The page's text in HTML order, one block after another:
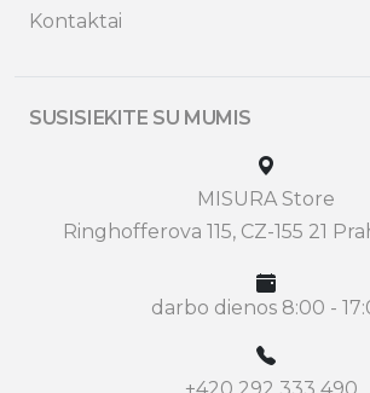
Kontaktai
SUSISIEKITE SU MUMIS
MISURA Store
Ringhofferova 115, CZ-155 21
darbo dienos 8:00 -